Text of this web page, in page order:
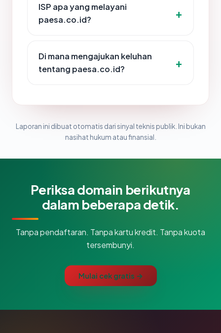
ISP apa yang melayani
paesa.co.id?
Di mana mengajukan keluhan
tentang paesa.co.id?
Laporan ini dibuat otomatis dari sinyal teknis publik. Ini bukan
nasihat hukum atau finansial.
Periksa domain berikutnya
dalam beberapa detik.
Tanpa pendaftaran. Tanpa kartu kredit. Tanpa kuota
tersembunyi.
Mulai cek gratis →